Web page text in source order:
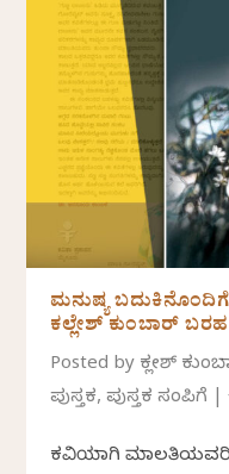
ಮನುಷ್ಯ
ಕಲ್ಲೇಶ್ ಕುಂಬಾರ್ ಬರಹ
Posted by ಕಲ್ಲೇಶ್
ಪುಸ್ತಕ,ಪುಸ್ತಕ ಸಂಪಿಗೆ |
ಕವಿಯಾಗಿ ಮಾಲತಿಯವರಿಗೆ